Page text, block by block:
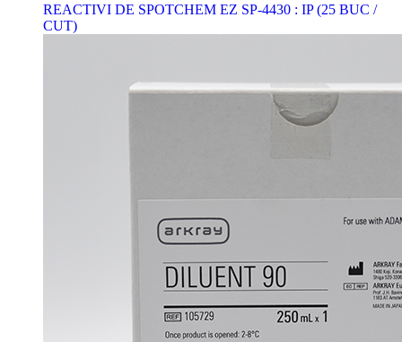
REACTIVI DE SPOTCHEM EZ SP-4430 : IP (25 BUC /
CUT)